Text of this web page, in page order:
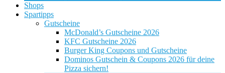
Shops
Spartipps
Gutscheine
McDonald’s Gutscheine 2026
KFC Gutscheine 2026
Burger King Coupons und Gutscheine
Dominos Gutschein & Coupons 2026 für deine
Pizza sichern!